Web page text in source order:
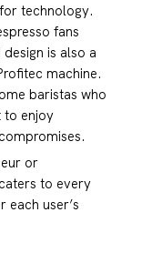
technology.
fans
is also a
machine.
baristas who
to enjoy
or
to every
user’s